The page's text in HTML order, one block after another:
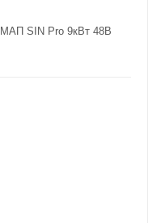
МАП SIN Pro 9кВт 48В